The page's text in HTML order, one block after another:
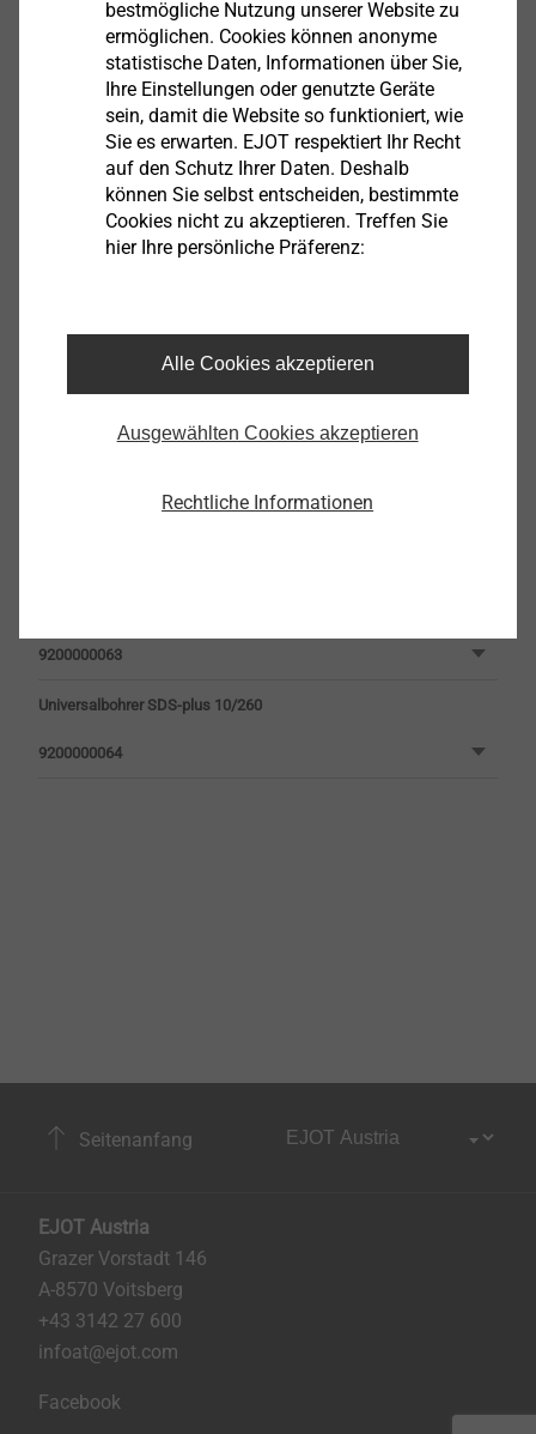
Universalbohrer SDS-plus 8,0/210
9200000063
Universalbohrer SDS-plus 10/260
9200000064
Seitenanfang
EJOT Austria
Grazer Vorstadt 146
A-8570 Voitsberg
+43 3142 27 600
infoat@ejot.com
Facebook
bestmögliche Nutzung unserer Website zu
ermöglichen. Cookies können anonyme
statistische Daten, Informationen über Sie,
Ihre Einstellungen oder genutzte Geräte
sein, damit die Website so funktioniert, wie
Sie es erwarten. EJOT respektiert Ihr Recht
auf den Schutz Ihrer Daten. Deshalb
können Sie selbst entscheiden, bestimmte
Cookies nicht zu akzeptieren. Treffen Sie
hier Ihre persönliche Präferenz:
Alle Cookies akzeptieren
Ausgewählten Cookies akzeptieren
Rechtliche Informationen